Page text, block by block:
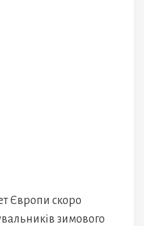
Європи скоро
зимового